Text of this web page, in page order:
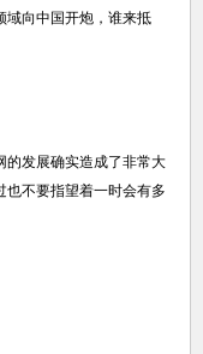
域向中国开炮，谁来抵
的发展确实造成了非常大
也不要指望着一时会有多